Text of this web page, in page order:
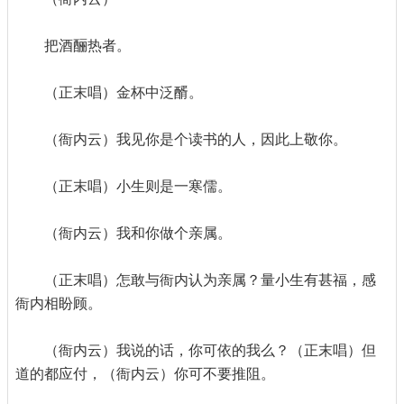
把酒酾热者。
（正末唱）金杯中泛醑。
（衙内云）我见你是个读书的人，因此上敬你。
（正末唱）小生则是一寒儒。
（衙内云）我和你做个亲属。
（正末唱）怎敢与衙内认为亲属？量小生有甚福，感
衙内相盼顾。
（衙内云）我说的话，你可依的我么？（正末唱）但
道的都应付，（衙内云）你可不要推阻。